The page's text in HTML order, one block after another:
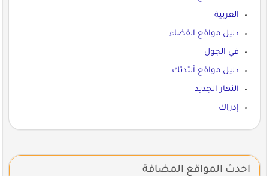
العربية
دليل مواقع الفضاء
في الجول
دليل مواقع ألتدتك
النهار الجديد
إدراك
احدث المواقع المضافة